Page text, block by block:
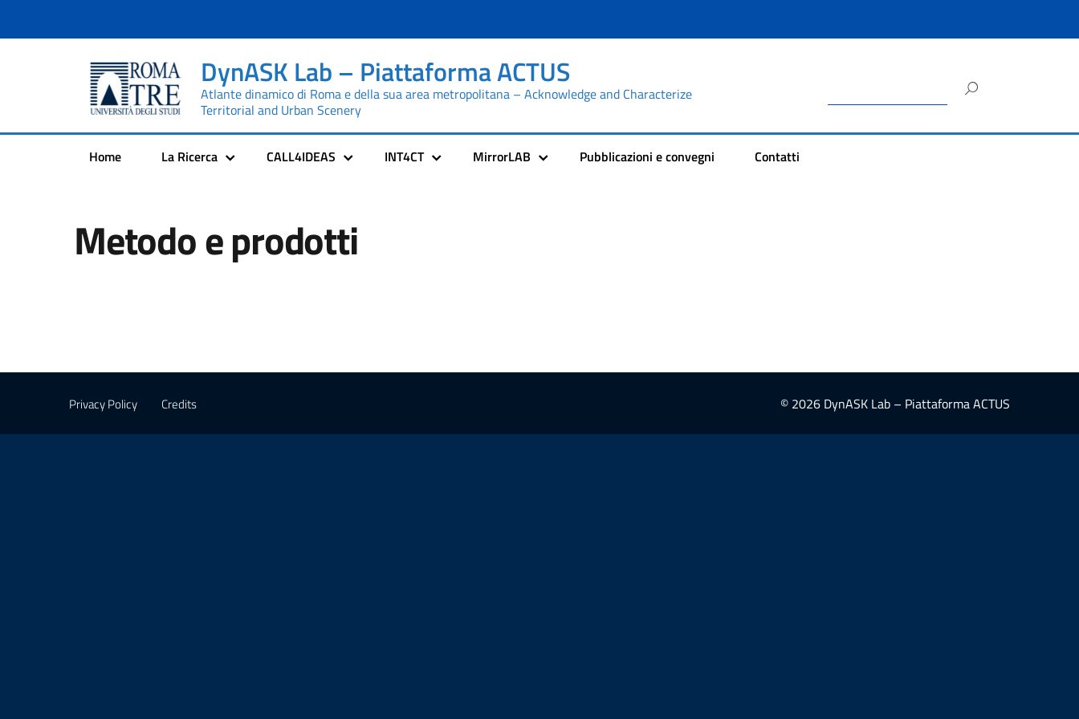
DynASK Lab – Piattaforma ACTUS
Atlante dinamico di Roma e della sua area metropolitana – Acknowledge and Characterize
Territorial and Urban Scenery
Home La Ricerca CALL4IDEAS INT4CT MirrorLAB Pubblicazioni e convegni Contatti
Metodo e prodotti
Privacy Policy Credits © 2026 DynASK Lab – Piattaforma ACTUS